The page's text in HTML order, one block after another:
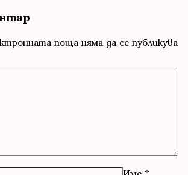
поща няма да се публикува